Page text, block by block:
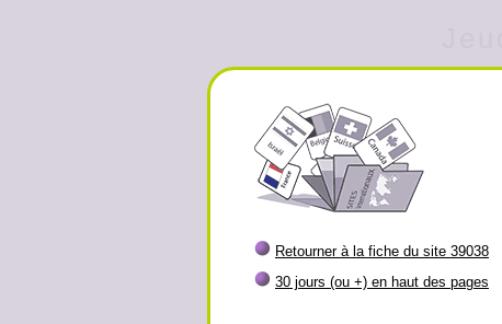
Retourner à la fiche du site 39038
30 jours (ou +) en haut des pages